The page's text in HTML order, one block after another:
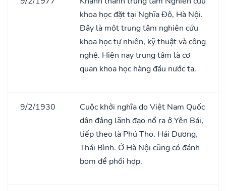
khoa học đặt tại Nghĩa Đô, Hà Nội.
Đây là một trung tâm nghiên cứu
khoa học tự nhiên, kỹ thuật và công
nghệ. Hiện nay trung tâm là cơ
quan khoa học hàng đầu nước ta.
9/2/1930
Cuộc khởi nghĩa do Việt Nam Quốc
dân đảng lãnh đạo nổ ra ở Yên Bái,
tiếp theo là Phú Thọ, Hải Dương,
Thái Bình. Ở Hà Nội cũng có đánh
bom để phối hợp.